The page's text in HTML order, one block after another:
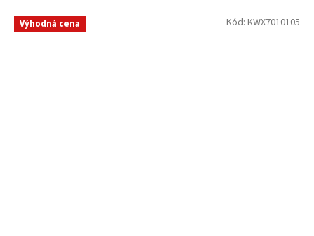
Výhodná cena Kód: KWX7010105